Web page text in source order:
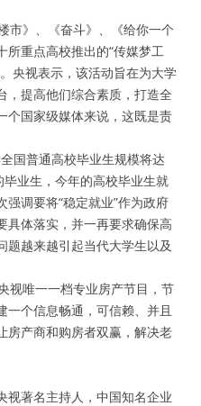
市》、《奋斗》、《给你一个
所重点高校推出的“传媒梦工
央视表示，该活动旨在为大学
，提高他们综合素质，打造全
个国家级媒体来说，这既是责
国普通高校毕业生规模将达
业生，今年的高校毕业生就
调要将“稳定就业”作为政府
具体落实，并一再要求确保高
题越来越引起当代大学生以及
视唯一一档专业房产节目，节
一个信息畅通，可信赖、并且
房产商和购房者双赢，解决老
著名主持人，中国知名企业